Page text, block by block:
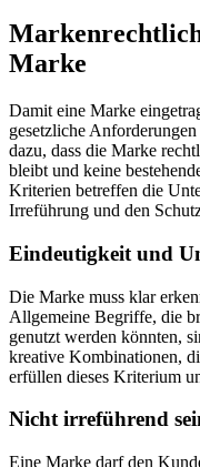
Marke
Damit eine Marke
gesetzliche
dazu, dass die Marke
bleibt und keine
Kriterien betreffen die
Irreführung und den
Eindeutigkeit und
Die Marke muss klar
Allgemeine Begriffe, die
genutzt werden könnten,
kreative Kombinationen,
erfüllen dieses Kriterium
Nicht irreführend
Eine Marke darf den